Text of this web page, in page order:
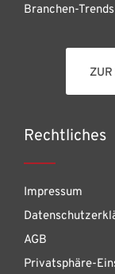
Branchen-
Rechtliches
Impressum
AGB
Privatsphäre-